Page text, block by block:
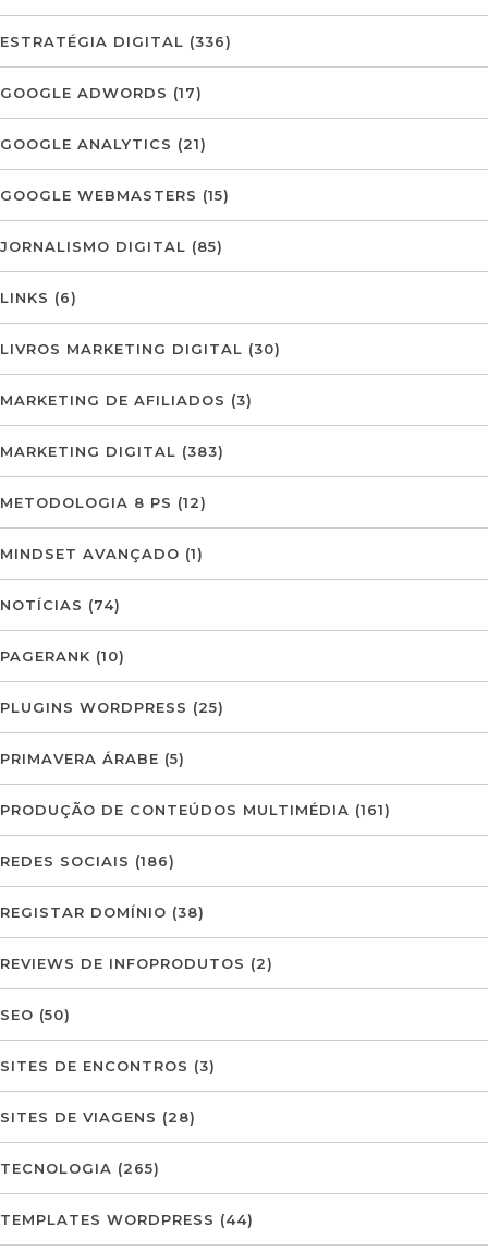
ESTRATÉGIA DIGITAL (336)
GOOGLE ADWORDS (17)
GOOGLE ANALYTICS (21)
GOOGLE WEBMASTERS (15)
JORNALISMO DIGITAL (85)
LINKS (6)
LIVROS MARKETING DIGITAL (30)
MARKETING DE AFILIADOS (3)
MARKETING DIGITAL (383)
METODOLOGIA 8 PS (12)
MINDSET AVANÇADO (1)
NOTÍCIAS (74)
PAGERANK (10)
PLUGINS WORDPRESS (25)
PRIMAVERA ÁRABE (5)
PRODUÇÃO DE CONTEÚDOS MULTIMÉDIA (161)
REDES SOCIAIS (186)
REGISTAR DOMÍNIO (38)
REVIEWS DE INFOPRODUTOS (2)
SEO (50)
SITES DE ENCONTROS (3)
SITES DE VIAGENS (28)
TECNOLOGIA (265)
TEMPLATES WORDPRESS (44)